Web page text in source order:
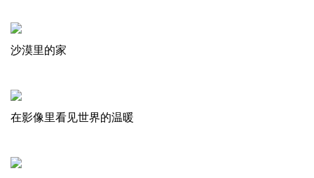
沙漠里的家
在影像里看见世界的温暖